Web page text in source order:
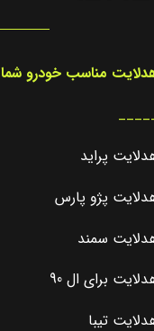
مناسب خودرو شما
پراید
پژو پارس
سمند
برای ال 90
تیبا